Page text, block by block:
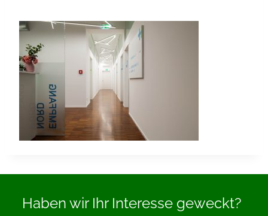
Haben wir Ihr Interesse geweckt?